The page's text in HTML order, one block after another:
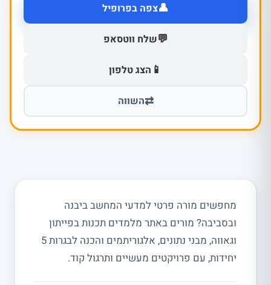
👤צפה בפרופיל
💬שלח ווטסאפ
📱 הצג טלפון
⇄השווה
מחפשים מורה פרטי למדעי המחשב ביבנה
ובסביבה? מורים באתר מלמדים תכנות בפייתון
וגאווה, מבני נתונים, אלגוריתמים והכנה לבגרות 5
יחידות, עם פרויקטים מעשיים ותרגול קוד.